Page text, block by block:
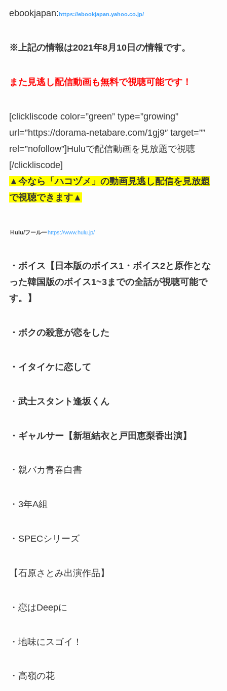
ebookjapan:https://ebookjapan.yahoo.co.jp/
※上記の情報は2021年8月10日の情報です。
また見逃し配信動画も無料で視聴可能です！
[clickliscode color=”green” type=”growing”
url=”https://dorama-netabare.com/1gj9″ target=””
rel=”nofollow”]Huluで配信動画を見放題で視聴
[/clickliscode]
▲今なら「ハコヅメ」の動画見逃し配信を見放題
で視聴できます▲
Ｈulu/フールーhttps://www.hulu.jp/
・ボイス【日本版のボイス1・ボイス2と原作とな
った韓国版のボイス1~3までの全話が視聴可能で
す。】
・ボクの殺意が恋をした
・イタイケに恋して
・ 武士スタント逢坂くん
・ギャルサー【新垣結衣と戸田恵梨香出演】
・親バカ青春白書
・3年A組
・SPECシリーズ
【石原さとみ出演作品】
・恋はDeepに
・地味にスゴイ！
・高嶺の花